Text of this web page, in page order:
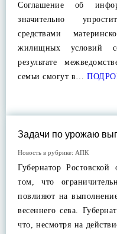
Соглашение об
значительно
средствами
жилищных условий
результате
семьи смогут в…
Задачи по урожаю
Новость в рубрике: АПК
Губернатор
том, что
повлияют на
весеннего сева.
что, несмотря на